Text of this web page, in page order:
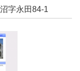
字永田84-1